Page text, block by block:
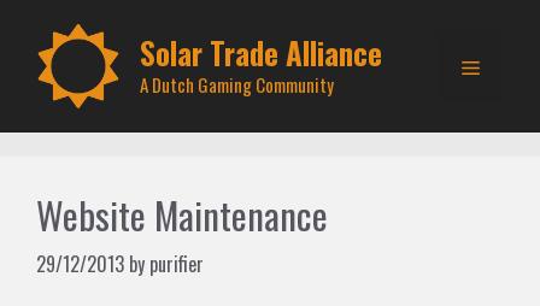
content
Solar Trade Alliance
A Dutch Gaming Community
Menu
Website Maintenance
29/12/2013 by purifier